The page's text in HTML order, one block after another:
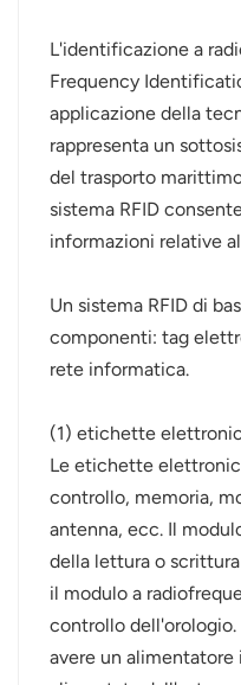
L'identificazione a
Frequency
applicazione della
rappresenta un
del trasporto
sistema RFID
informazioni relative
Un sistema RFID di
componenti: tag
rete informatica.
(1) etichette
Le etichette
controllo, memoria,
antenna, ecc. Il
della lettura o
il modulo a
controllo
avere un alimentatore